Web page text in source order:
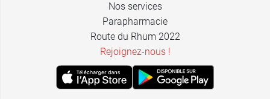
Nos services
Parapharmacie
Route du Rhum 2022
Rejoignez-nous !